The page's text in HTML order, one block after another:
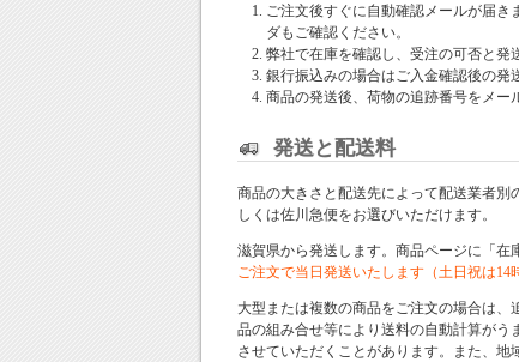
ご注文後すぐに自動確認メールが届
ダもご確認ください。
弊社で在庫を確認し、受注の可否と発
銀行振込みの場合はご入金確認後の発
商品の発送後、荷物の追跡番号をメー
発送と配送料
商品の大きさと配送先によって配送業者別
しくは佐川急便をお選びいただけます。
滋賀県から発送します。商品ページに「在
ご注文で当日発送いたします（土日祝は14
大型または複数の商品をご注文の場合は
品の組み合せ等により送料の自動計算がう
させていただくことがあります。また、